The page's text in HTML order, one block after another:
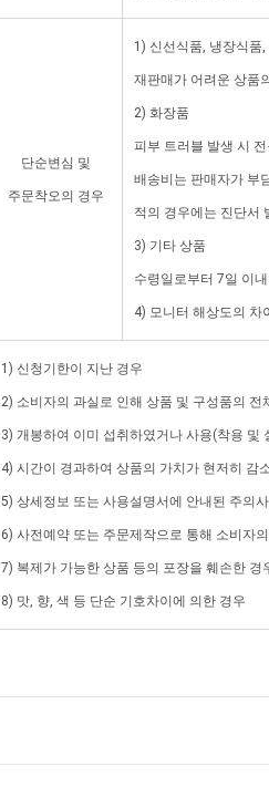
단순변심 및
주문착오의 경우
1) 신선식품, 냉장식품
재판매가 어려운 상품
2) 화장품
피부 트러블 발생 시
배송비는 판매자가 부
적의 경우에는 진단서
3) 기타 상품
수령일로부터 7일 이
4) 모니터 해상도의 차
1) 신청기한이 지난 경우
2) 소비자의 과실로 인해 상품 및 구성품의
3) 개봉하여 이미 섭취하였거나 사용(착용 및
4) 시간이 경과하여 상품의 가치가 현저히 감
5) 상세정보 또는 사용설명서에 안내된 주의
6) 사전예약 또는 주문제작으로 통해 소비자
7) 복제가 가능한 상품 등의 포장을 훼손한 경
8) 맛, 향, 색 등 단순 기호차이에 의한 경우